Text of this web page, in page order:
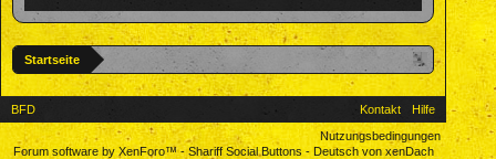
Startseite
BFD Kontakt
Hilfe
Nutzungsbedingungen
Forum software by XenForo™-Shariff Social Buttons- Deutsch von xenDach